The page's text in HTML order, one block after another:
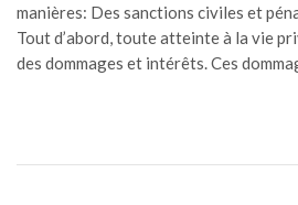
manières: Des sanctions civiles et
Tout d’abord, toute atteinte à la vie
des dommages et intérêts. Ces